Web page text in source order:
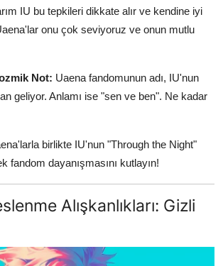
IU bu tepkileri dikkate alır ve kendine iyi
onu çok seviyoruz ve onun mutlu
Not: Uaena fandomunun adı, IU'nun
geliyor. Anlamı ise "sen ve ben". Ne kadar
birlikte IU'nun "Through the Night"
fandom dayanışmasını kutlayın!
Alışkanlıkları: Gizli